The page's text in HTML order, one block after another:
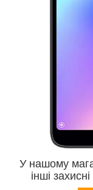
У нашому
інші